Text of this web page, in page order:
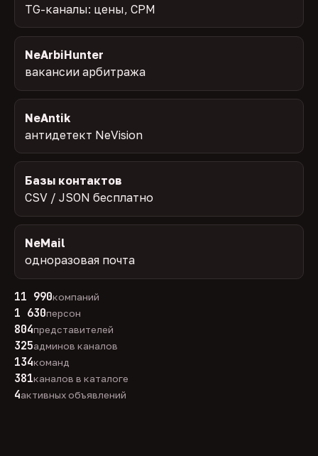
TG-каналы: цены, CPM
NeArbiHunter
вакансии арбитража
NeAntik
антидетект NeVision
Базы контактов
CSV / JSON бесплатно
NeMail
одноразовая почта
11 990компаний
1 630персон
804представителей
325админов каналов
134команд
381каналов в каталоге
4активных объявлений